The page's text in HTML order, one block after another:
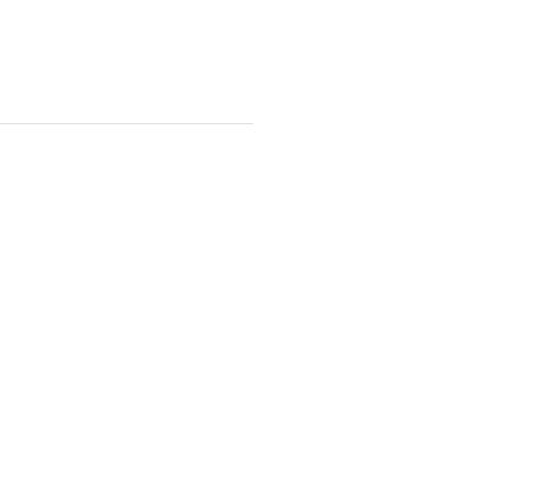
bandes LED et ça
maintenant!!